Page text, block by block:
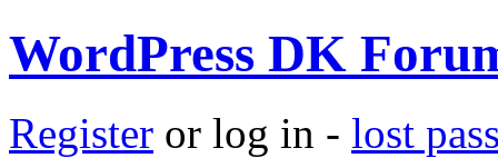
WordPress DK
Register or log in - lost